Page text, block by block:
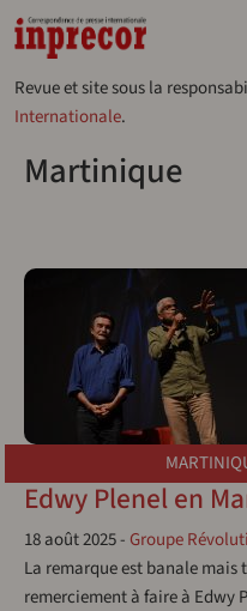
Aller au contenu principal
Revue et site sous la
Internationale.
Martinique
Edwy Plenel en
18 août 2025- Groupe
La remarque est banale
remerciement à faire à Edwy